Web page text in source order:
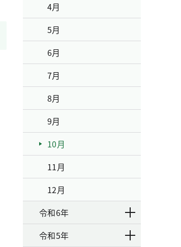
4月
5月
6月
7月
8月
9月
10月
11月
12月
令和6年
令和5年